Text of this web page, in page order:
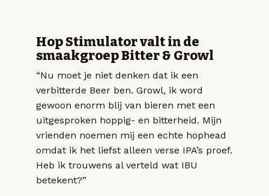
Hop Stimulator valt in de
smaakgroep Bitter & Growl
“Nu moet je niet denken dat ik een
verbitterde Beer ben. Growl, ik word
gewoon enorm blij van bieren met een
uitgesproken hoppig- en bitterheid. Mijn
vrienden noemen mij een echte hophead
omdat ik het liefst alleen verse IPA’s proef.
Heb ik trouwens al verteld wat IBU
betekent?”